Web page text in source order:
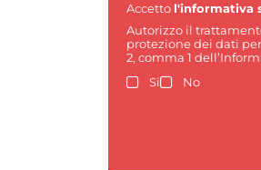
Accetto l'informativa
Autorizzo il
protezione dei dati
2, comma 1
Si
No